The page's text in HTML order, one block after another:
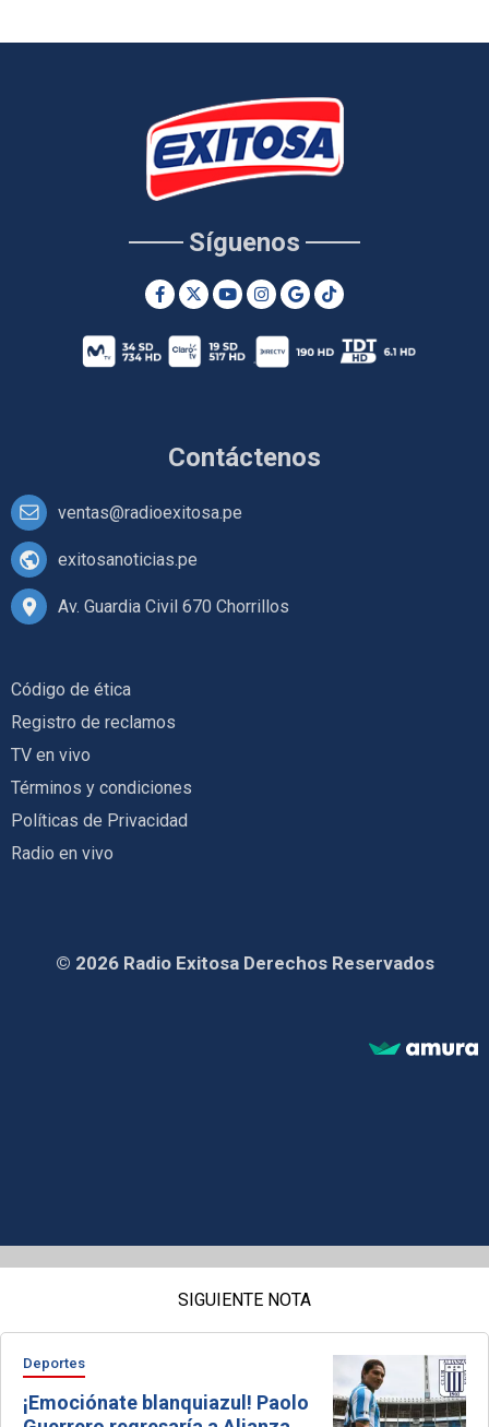
Contáctenos
ventas@radioexitosa.pe
exitosanoticias.pe
Av. Guardia Civil 670 Chorrillos
Síguenos
Código de ética
Registro de reclamos
TV en vivo
Términos y condiciones
Políticas de Privacidad
Radio en vivo
© 2026 Radio Exitosa Derechos Reservados
SIGUIENTE NOTA
Deportes
¡Emociónate blanquiazul! Paolo